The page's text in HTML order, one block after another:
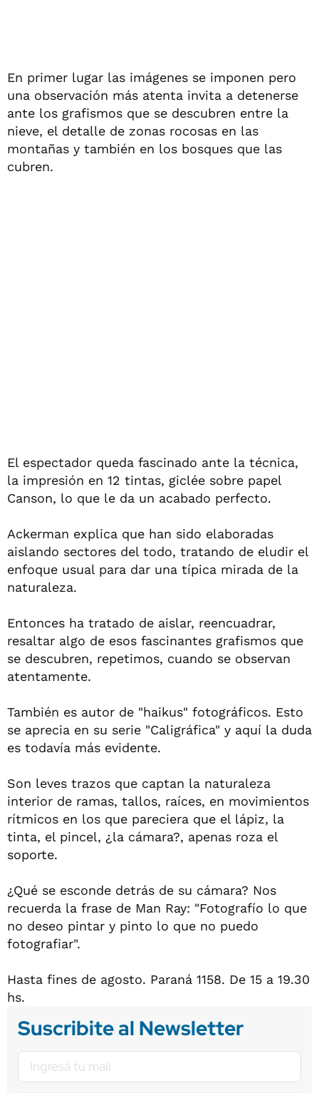
En primer lugar las imágenes se imponen pero
una observación más atenta invita a detenerse
ante los grafismos que se descubren entre la
nieve, el detalle de zonas rocosas en las
montañas y también en los bosques que las
cubren.
El espectador queda fascinado ante la técnica,
la impresión en 12 tintas, giclée sobre papel
Canson, lo que le da un acabado perfecto.
Ackerman explica que han sido elaboradas
aislando sectores del todo, tratando de eludir el
enfoque usual para dar una típica mirada de la
naturaleza.
Entonces ha tratado de aislar, reencuadrar,
resaltar algo de esos fascinantes grafismos que
se descubren, repetimos, cuando se observan
atentamente.
También es autor de "haikus" fotográficos. Esto
se aprecia en su serie "Caligráfica" y aquí la duda
es todavía más evidente.
Son leves trazos que captan la naturaleza
interior de ramas, tallos, raíces, en movimientos
rítmicos en los que pareciera que el lápiz, la
tinta, el pincel, ¿la cámara?, apenas roza el
soporte.
¿Qué se esconde detrás de su cámara? Nos
recuerda la frase de Man Ray: "Fotografío lo que
no deseo pintar y pinto lo que no puedo
fotografiar".
Hasta fines de agosto. Paraná 1158. De 15 a 19.30
hs.
Suscribite al Newsletter